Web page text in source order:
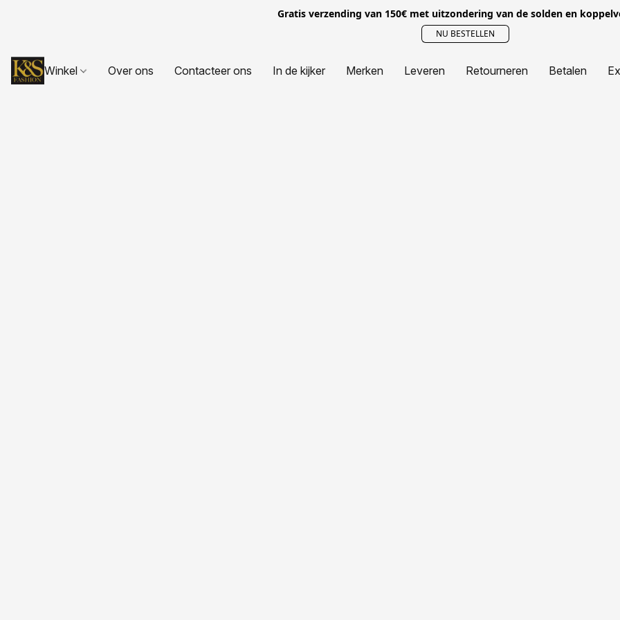
Gratis verzending van 150€ met uitzondering van de solden en
NU BESTELLEN
Winkel Over ons Contacteer ons In de kijker Merken Leveren Retourneren Betalen